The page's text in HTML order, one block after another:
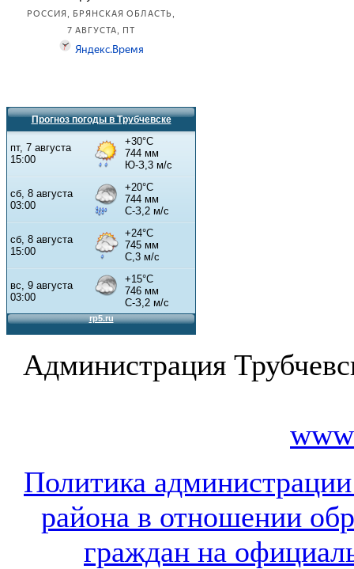
Прогноз погоды в Трубчевске
Администрация
Политика
района в отношении
граждан на